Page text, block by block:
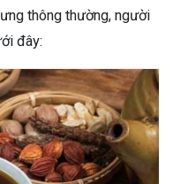
thông thường, người
đây: